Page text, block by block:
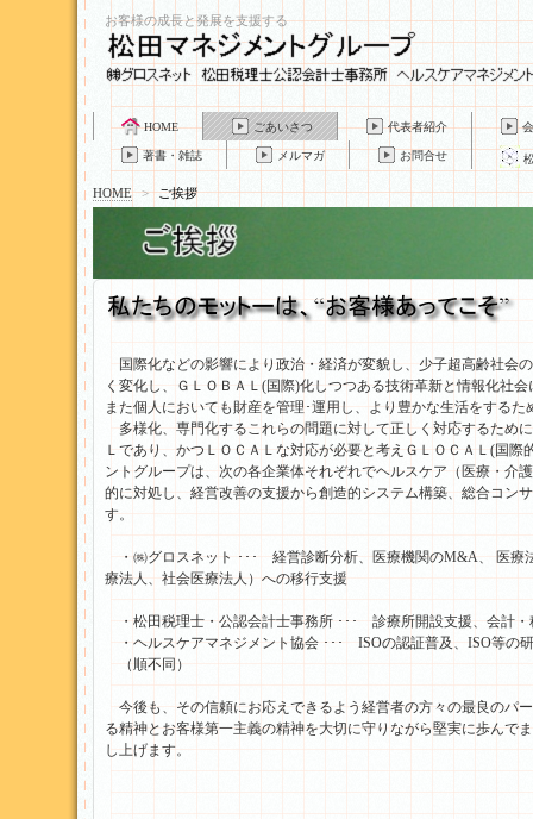
お客様の成長と発展を支援する
HOME ごあいさつ 代表者紹介
著書・雑誌 メルマガ お問合せ
HOME > ご挨拶
国際化などの影響により政治・経済が変貌し、少子超高齢社会
く変化し、ＧＬＯＢＡＬ(国際)化しつつある技術革新と情報化社
また個人においても財産を管理･運用し、より豊かな生活をするた
多様化、専門化するこれらの問題に対して正しく対応するため
Ｌであり、かつＬＯＣＡＬな対応が必要と考えＧＬＯＣＡＬ(国
ントグループは、次の各企業体それぞれでヘルスケア（医療・介
的に対処し、経営改善の支援から創造的システム構築、総合コン
す。
・㈱グロスネット ･･･ 経営診断分析、医療機関のM&A、 医療
療法人、社会医療法人）への移行支援
・松田税理士・公認会計士事務所 ･･･ 診療所開設支援、会計・
・ヘルスケアマネジメント協会 ･･･ ISOの認証普及、ISO等の
（順不同）
今後も、その信頼にお応えできるよう経営者の方々の最良のパ
る精神とお客様第一主義の精神を大切に守りながら堅実に歩んで
し上げます。